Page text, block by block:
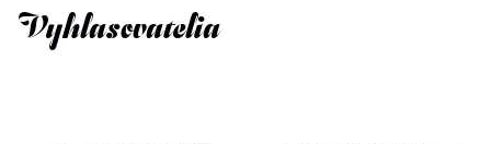
Vyhlasovatelia